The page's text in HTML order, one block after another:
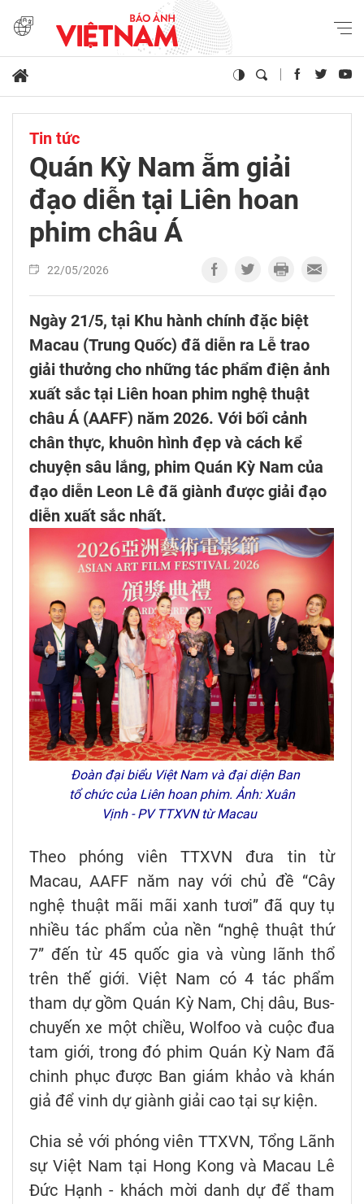
Tin tức
Quán Kỳ Nam ẵm giải
đạo diễn tại Liên hoan
phim châu Á
22/05/2026
Ngày 21/5, tại Khu hành chính đặc biệt
Macau (Trung Quốc) đã diễn ra Lễ trao
giải thưởng cho những tác phẩm điện ảnh
xuất sắc tại Liên hoan phim nghệ thuật
châu Á (AAFF) năm 2026. Với bối cảnh
chân thực, khuôn hình đẹp và cách kể
chuyện sâu lắng, phim Quán Kỳ Nam của
đạo diễn Leon Lê đã giành được giải đạo
diễn xuất sắc nhất.
Đoàn đại biểu Việt Nam và đại diện Ban
tổ chức của Liên hoan phim. Ảnh: Xuân
Vịnh - PV TTXVN từ Macau
Theo phóng viên TTXVN đưa tin từ
Macau, AAFF năm nay với chủ đề “Cây
nghệ thuật mãi mãi xanh tươi” đã quy tụ
nhiều tác phẩm của nền “nghệ thuật thứ
7” đến từ 45 quốc gia và vùng lãnh thổ
trên thế giới. Việt Nam có 4 tác phẩm
tham dự gồm Quán Kỳ Nam, Chị dâu, Bus-
chuyến xe một chiều, Wolfoo và cuộc đua
tam giới, trong đó phim Quán Kỳ Nam đã
chinh phục được Ban giám khảo và khán
giả để vinh dự giành giải cao tại sự kiện.
Chia sẻ với phóng viên TTXVN, Tổng Lãnh
sự Việt Nam tại Hong Kong và Macau Lê
Đức Hạnh - khách mời danh dự để tham